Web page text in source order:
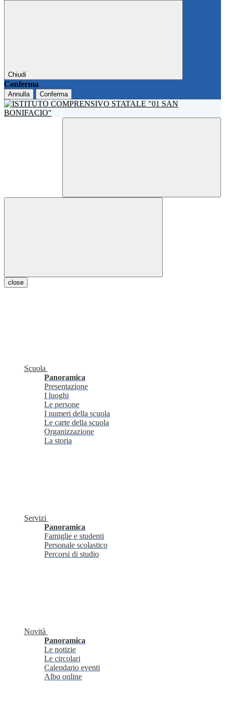
Chiudi
Conferma
Annulla Conferma
close
Scuola
Panoramica
Presentazione
I luoghi
Le persone
I numeri della scuola
Le carte della scuola
Organizzazione
La storia
Servizi
Panoramica
Famiglie e studenti
Personale scolastico
Percorsi di studio
Novità
Panoramica
Le notizie
Le circolari
Calendario eventi
Albo online